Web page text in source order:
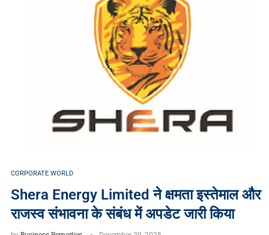
CORPORATE WORLD
Shera Energy Limited ने क्षमता इस्तेमाल और
राजस्व संभावना के संबंध में अपडेट जारी किया